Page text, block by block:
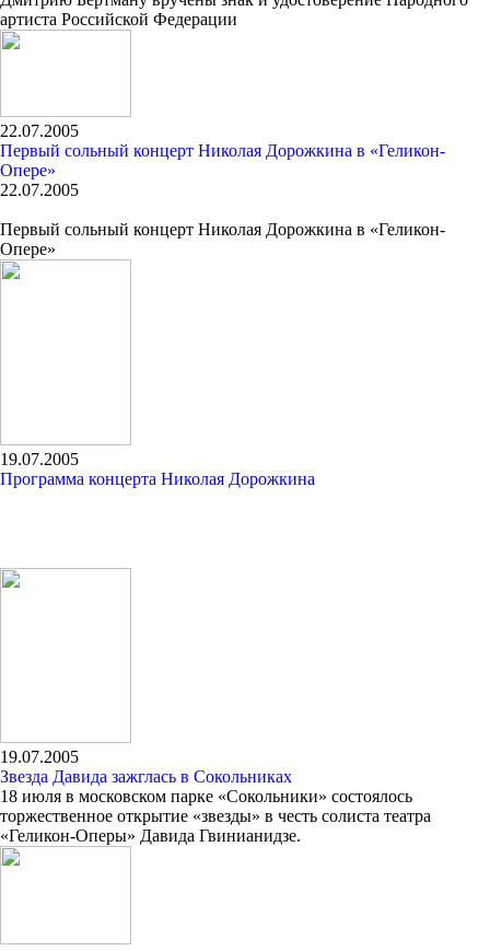
артиста Российской Федерации
22.07.2005
Первый сольный концерт Николая Дорожкина в «Геликон-
Опере»
22.07.2005
Первый сольный концерт Николая Дорожкина в «Геликон-
Опере»
19.07.2005
Программа концерта Николая Дорожкина
19.07.2005
Звезда Давида зажглась в Сокольниках
18 июля в московском парке «Сокольники» состоялось
торжественное открытие «звезды» в честь солиста театра
«Геликон-Оперы» Давида Гвинианидзе.